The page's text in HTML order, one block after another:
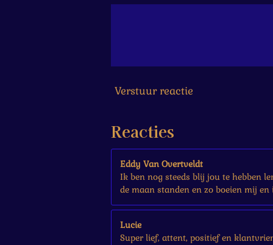
6
7
Verstuur reactie
Reacties
Eddy Van Overtveldt
Ik ben nog steeds blij jou te hebben
de maan standen en zo boeien mij
Lucie
Super lief, attent, positief en